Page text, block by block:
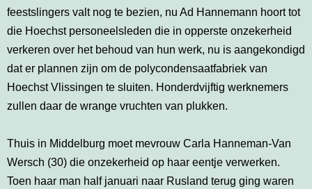
feestslingers valt nog te bezien, nu Ad Hannemann hoort tot
die Hoechst personeelsleden die in opperste onzekerheid
verkeren over het behoud van hun werk, nu is aangekondigd
dat er plannen zijn om de polycondensaatfabriek van
Hoechst Vlissingen te sluiten. Honderdvijftig werknemers
zullen daar de wrange vruchten van plukken.
Thuis in Middelburg moet mevrouw Carla Hanneman-Van
Wersch (30) die onzekerheid op haar eentje verwerken.
Toen haar man half januari naar Rusland terug ging waren